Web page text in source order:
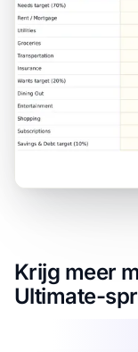
Krijg meer
Ultimate-